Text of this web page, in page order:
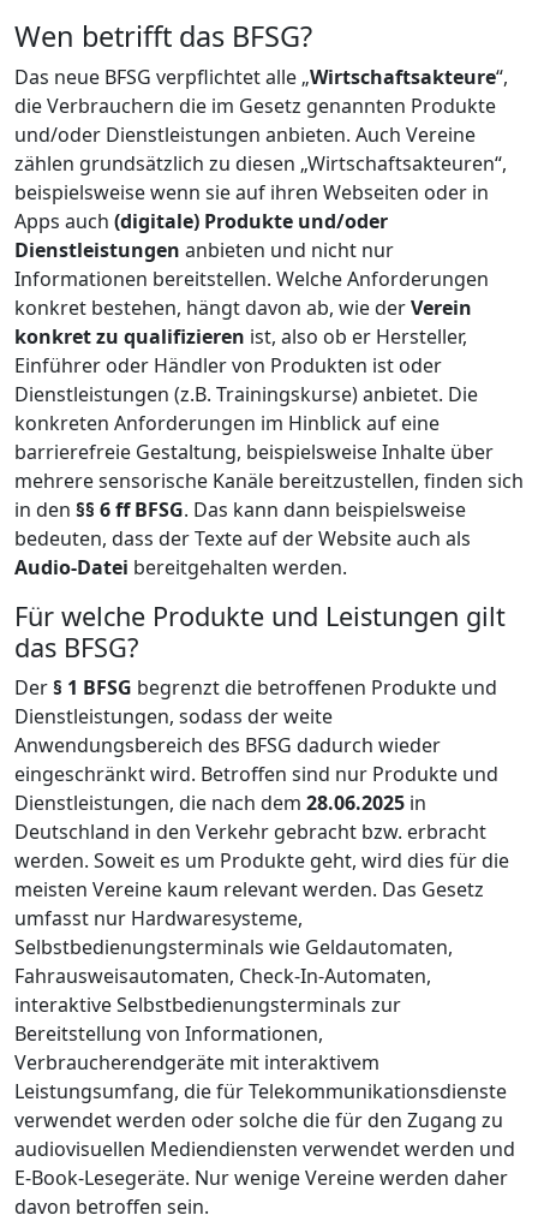
Wen betrifft das BFSG?
Das neue BFSG verpflichtet alle „Wirtschaftsakteure“,
die Verbrauchern die im Gesetz genannten Produkte
und/oder Dienstleistungen anbieten. Auch Vereine
zählen grundsätzlich zu diesen „Wirtschaftsakteuren“,
beispielsweise wenn sie auf ihren Webseiten oder in
Apps auch (digitale) Produkte und/oder
Dienstleistungen anbieten und nicht nur
Informationen bereitstellen. Welche Anforderungen
konkret bestehen, hängt davon ab, wie derVerein
konkret zu qualifizieren ist, also ob er Hersteller,
Einführer oder Händler von Produkten ist oder
Dienstleistungen (z.B. Trainingskurse) anbietet. Die
konkreten Anforderungen im Hinblick auf eine
barrierefreie Gestaltung, beispielsweise Inhalte über
mehrere sensorische Kanäle bereitzustellen, finden sich
in den §§ 6 ff BFSG. Das kann dann beispielsweise
bedeuten, dass der Texte auf der Website auch als
Audio-Datei bereitgehalten werden.
Für welche Produkte und Leistungen gilt
das BFSG?
Der§ 1 BFSG begrenzt die betroffenen Produkte und
Dienstleistungen, sodass der weite
Anwendungsbereich des BFSG dadurch wieder
eingeschränkt wird. Betroffen sind nur Produkte und
Dienstleistungen, die nach dem 28.06.2025 in
Deutschland in den Verkehr gebracht bzw. erbracht
werden. Soweit es um Produkte geht, wird dies für die
meisten Vereine kaum relevant werden. Das Gesetz
umfasst nur Hardwaresysteme,
Selbstbedienungsterminals wie Geldautomaten,
Fahrausweisautomaten, Check-In-Automaten,
interaktive Selbstbedienungsterminals zur
Bereitstellung von Informationen,
Verbraucherendgeräte mit interaktivem
Leistungsumfang, die für Telekommunikationsdienste
verwendet werden oder solche die für den Zugang zu
audiovisuellen Mediendiensten verwendet werden und
E-Book-Lesegeräte. Nur wenige Vereine werden daher
davon betroffen sein.